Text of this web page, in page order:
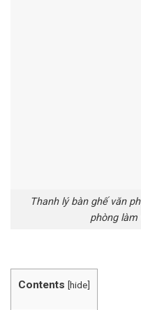
Thanh lý bàn ghế văn
phòng
Contents [hide]